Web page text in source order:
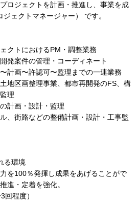
ロジェクトを計画・推進し、事業を成
ェクトマネージャー） です。
クトにおけるPM・調整業務
発案件の管理・コーディネート
計画〜許認可〜監理までの一連業務
地区画整理事業、都市再開発のFS、構
理
計画・設計・監理
、街路などの整備計画・設計・工事監
る環境
を100％発揮し成果をあげることがで
進・定着を強化。
回程度）